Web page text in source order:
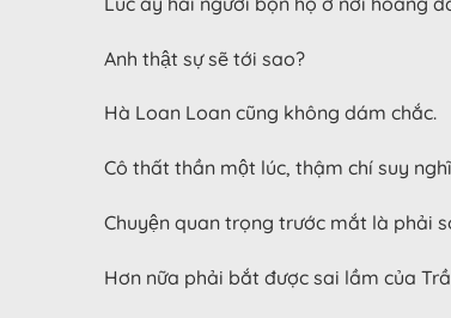
Anh thật sự sẽ tới sao?
Hà Loan Loan cũng không dám chắc.
Cô thất thần một lúc, thậm chí suy
Chuyện quan trọng trước mắt là phải
Hơn nữa phải bắt được sai lầm của